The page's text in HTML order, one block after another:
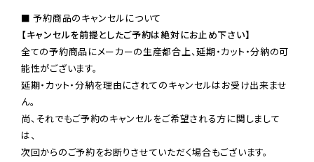
【キャンセルを前提としたご予約は絶対にお止め下さい】
全ての予約商品にメーカーの生産都合上、延期・カット・分納の可
能性がございます。
延期・カット・分納を理由にされてのキャンセルはお受け出来ませ
ん。
尚、それでもご予約のキャンセルをご希望される方に関しまして
は、
次回からのご予約をお断りさせていただく場合もございます。